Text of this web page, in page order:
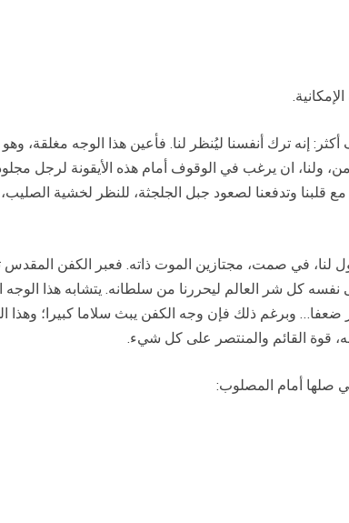
إنه ترك أنفسنا ليُنظر لنا. فأعين هذا الوجه مغلقة،
ولنا، ان يرغب في الوقوف أمام هذه الأيقونة لرجل
وتدفعنا لصعود جبل الجلجثة، للنظر لخشية
لنا، في صمت، مجتازين الموت ذاته. فعبر الكفن المقدس
نفسه كل شر العالم ليحررنا من سلطانه. يتشابه هذا
وبرغم ذلك فإن وجه الكفن يبث سلاما كبيرا؛ وهذا
قوة القائم والمنتصر على كل شيء.
صلها أمام المصلوب: